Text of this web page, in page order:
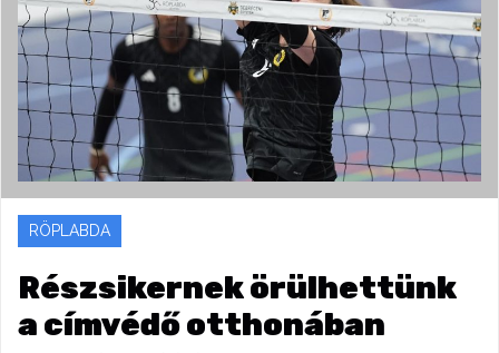
RÖPLABDA
Részsikernek örülhettünk
a címvédő otthonában